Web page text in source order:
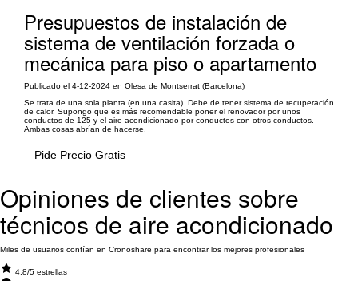
Presupuestos de instalación de
sistema de ventilación forzada o
mecánica para piso o apartamento
Publicado el 4-12-2024 en Olesa de Montserrat (Barcelona)
Se trata de una sola planta (en una casita). Debe de tener sistema de recuperación
de calor. Supongo que es más recomendable poner el renovador por unos
conductos de 125 y el aire acondicionado por conductos con otros conductos.
Ambas cosas abrían de hacerse.
Pide Precio Gratis
Opiniones de clientes sobre
técnicos de aire acondicionado
Miles de usuarios confían en Cronoshare para encontrar los mejores profesionales
4.8/5 estrellas